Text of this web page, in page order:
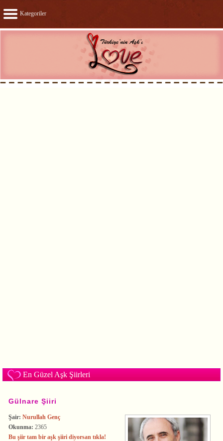
Kategoriler
En Güzel Aşk Şiirleri
Gülnare Şiiri
Şair: Nurullah Genç
Okunma: 2365
Bu şiir tam bir aşk şiiri diyorsan tıkla!